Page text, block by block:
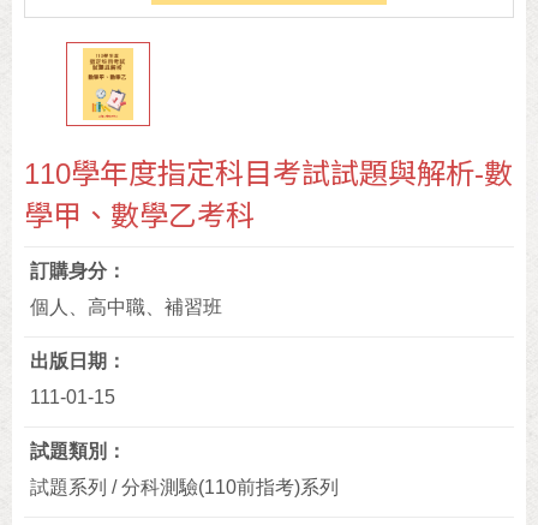
110學年度指定科目考試試題與解析-數
學甲、數學乙考科
訂購身分
個人、高中職、補習班
出版日期
111-01-15
試題類別
試題系列 / 分科測驗(110前指考)系列